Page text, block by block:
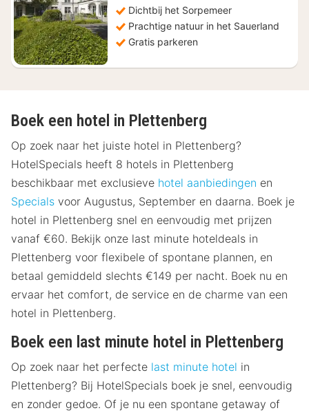
64
Dichtbij het Sorpemeer
Prachtige natuur in het Sauerland
Gratis parkeren
Boek een hotel in Plettenberg
Op zoek naar het juiste hotel in Plettenberg?
HotelSpecials heeft 8 hotels in Plettenberg
beschikbaar met exclusieve hotel aanbiedingen en
Specials voor Augustus, September en daarna. Boek je
hotel in Plettenberg snel en eenvoudig met prijzen
vanaf €60. Bekijk onze last minute hoteldeals in
Plettenberg voor flexibele of spontane plannen, en
betaal gemiddeld slechts €149 per nacht. Boek nu en
ervaar het comfort, de service en de charme van een
hotel in Plettenberg.
Boek een last minute hotel in Plettenberg
Op zoek naar het perfecte last minute hotel in
Plettenberg? Bij HotelSpecials boek je snel, eenvoudig
en zonder gedoe. Of je nu een spontane getaway of